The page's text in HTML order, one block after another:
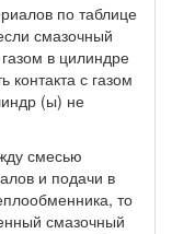
по таблице
смазочный
в цилиндре
контакта с газом
(ы) не
смесью
и подачи в
то
смазочный